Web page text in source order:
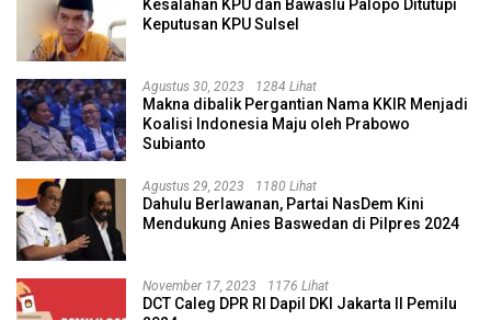
Kesalahan KPU dan Bawaslu Palopo Ditutupi
Keputusan KPU Sulsel
Agustus 30, 2023 1284 Lihat
Makna dibalik Pergantian Nama KKIR Menjadi
Koalisi Indonesia Maju oleh Prabowo
Subianto
Agustus 29, 2023 1180 Lihat
Dahulu Berlawanan, Partai NasDem Kini
Mendukung Anies Baswedan di Pilpres 2024
November 17, 2023 1176 Lihat
DCT Caleg DPR RI Dapil DKI Jakarta II Pemilu